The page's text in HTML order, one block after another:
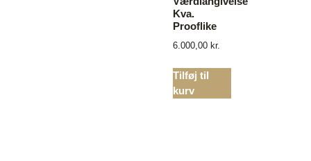
Kva.
Prooflike
6.000,00 kr.
Tilføj til
kurv